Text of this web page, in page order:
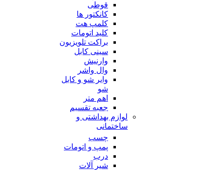
قوطی
کانکتور ها
کلمپ هت
کلید اتومات
براکت تلویزیون
سینی کابل
وارنیش
وال واشر
وایر شو و کابل
شو
اهم متر
جعبه تقسیم
لوازم بهداشتی و
ساختمانی
چسب
پمپ و اتومات
درب
شیر آلات